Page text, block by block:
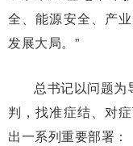
全、能源安全、产
发展大局。”
总书记以问题为
判，找准症结、对
出一系列重要部署：